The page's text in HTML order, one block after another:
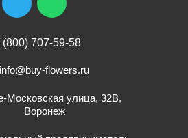
(800) 707-59-58
info@buy-flowers.ru
Московская улица, 32В,
Воронеж